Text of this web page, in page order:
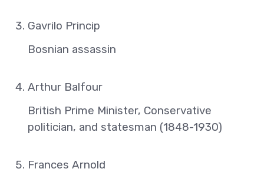
Gavrilo Princip
Bosnian assassin
Arthur Balfour
British Prime Minister, Conservative
politician, and statesman (1848-1930)
Frances Arnold